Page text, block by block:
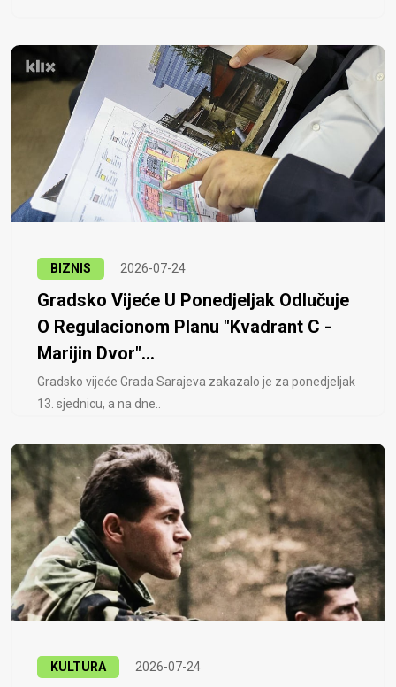
BIZNIS 2026-07-24
Gradsko Vijeće U Ponedjeljak Odlučuje
O Regulacionom Planu "Kvadrant C -
Marijin Dvor"...
Gradsko vijeće Grada Sarajeva zakazalo je za ponedjeljak
13. sjednicu, a na dne..
KULTURA 2026-07-24